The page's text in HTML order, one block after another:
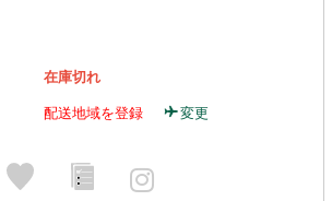
在庫切れ
配送地域を登録 変更